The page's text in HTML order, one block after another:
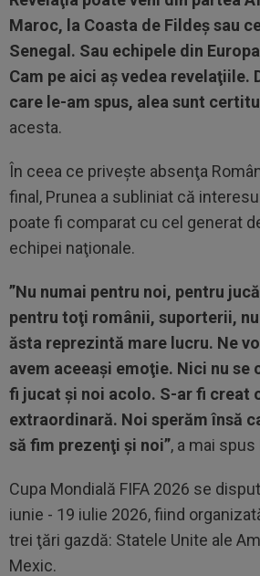
Maroc, la Coasta de Fildeș sau
Senegal. Sau echipele din
Cam pe aici aş vedea revelaţiile.
care le-am spus, alea sunt
acesta.
În ceea ce priveşte absenţa
final, Prunea a subliniat că
poate fi comparat cu cel generat
echipei naţionale.
”Nu numai pentru noi, pentru
pentru toţi românii, suporterii,
ăsta reprezintă mare lucru. Ne
avem aceeaşi emoţie. Nici nu se
fi jucat şi noi acolo. S-ar fi creat
extraordinară. Noi sperăm însă
să fim prezenţi şi noi”, a mai spus
Cupa Mondială FIFA 2026 se
iunie - 19 iulie 2026, fiind
trei ţări gazdă: Statele Unite ale
Mexic.